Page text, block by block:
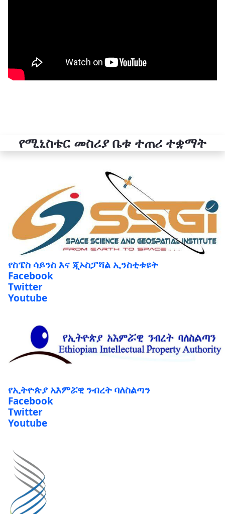
የስፔስ ሳይንስ እና ጂኦስፓሻል ኢንስቲቱዩት
Facebook
Twitter
Youtube
Facebook
Twitter
Youtube